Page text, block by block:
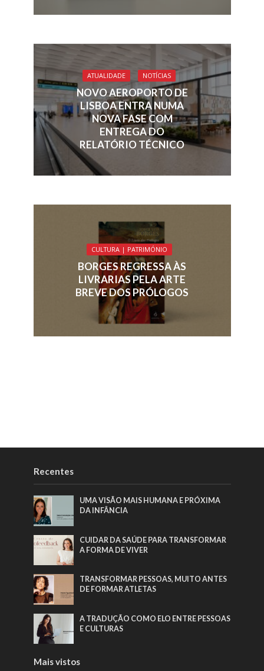
ATUALIDADE NOTÍCIAS
NOVO AEROPORTO DE
LISBOA ENTRA NUMA
NOVA FASE COM
ENTREGA DO
RELATÓRIO TÉCNICO
CULTURA | PATRIMÓNIO
BORGES REGRESSA ÀS
LIVRARIAS PELA ARTE
BREVE DOS PRÓLOGOS
Recentes
UMA VISÃO MAIS HUMANA E PRÓXIMA
DA INFÂNCIA
CUIDAR DA SAÚDE PARA TRANSFORMAR
A FORMA DE VIVER
TRANSFORMAR PESSOAS, MUITO ANTES
DE FORMAR ATLETAS
A TRADUÇÃO COMO ELO ENTRE PESSOAS
E CULTURAS
Mais vistos